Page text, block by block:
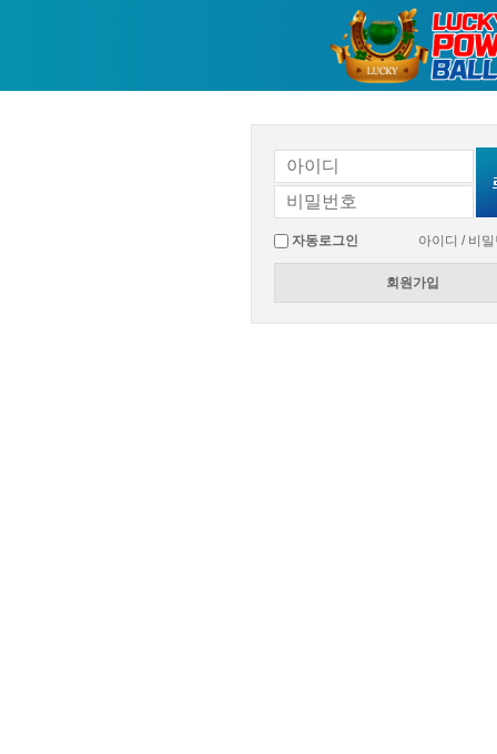
자동로그인 아이디 / 비
회원가입